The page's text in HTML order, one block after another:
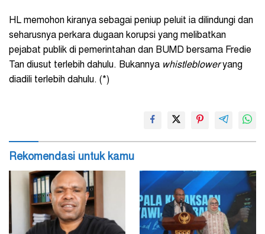
HL memohon kiranya sebagai peniup peluit ia dilindungi dan
seharusnya perkara dugaan korupsi yang melibatkan
pejabat publik di pemerintahan dan BUMD bersama Fredie
Tan diusut terlebih dahulu. Bukannya whistlebloweryang
diadili terlebih dahulu. (*)
Rekomendasi untuk kamu